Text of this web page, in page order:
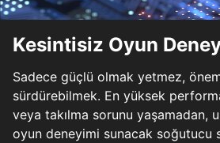
Kesintisiz Oyun
Sadece güçlü olmak yetmez,
sürdürebilmek. En yüksek
veya takılma sorunu yaşamadan,
oyun deneyimi sunacak soğutucu